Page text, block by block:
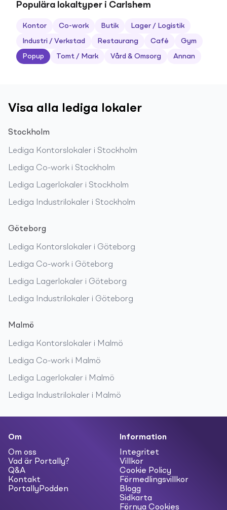
Populära lokaltyper i Carlshem
Kontor Co-work Butik Lager / Logistik
Industri / Verkstad Restaurang Café Gym
Popup Tomt / Mark Vård & Omsorg Annan
Visa alla lediga lokaler
Stockholm
Lediga Kontorslokaler i Stockholm
Lediga Co-work i Stockholm
Lediga Lagerlokaler i Stockholm
Lediga Industrilokaler i Stockholm
Göteborg
Lediga Kontorslokaler i Göteborg
Lediga Co-work i Göteborg
Lediga Lagerlokaler i Göteborg
Lediga Industrilokaler i Göteborg
Malmö
Lediga Kontorslokaler i Malmö
Lediga Co-work i Malmö
Lediga Lagerlokaler i Malmö
Lediga Industrilokaler i Malmö
Om
Om oss
Vad är Portally?
Q&A
Kontakt
PortallyPodden
Information
Integritet
Villkor
Cookie Policy
Förmedlingsvillkor
Blogg
Sidkarta
Förnya Cookies